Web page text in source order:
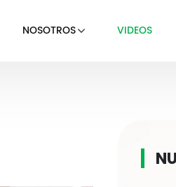
NOSOTROS VIDEOS